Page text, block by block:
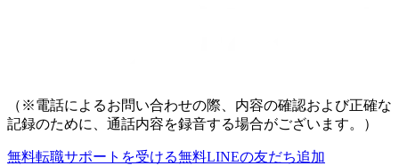
（※電話によるお問い合わせの際、内容の確認および正確な
記録のために、通話内容を録音する場合がございます。）
無料転職サポートを受ける無料LINEの友だち追加